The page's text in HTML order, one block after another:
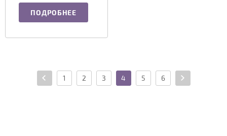
ПОДРОБНЕЕ
1 2 3 4 5 6